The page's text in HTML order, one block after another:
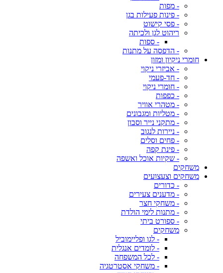
- מפות
- פינות פעילות בגן
- פסי קישוט
ריהוט לגן ולכיתה
- ספות
- הדפסה על מתנות
חומרי ניקיון ומזון
- אביזרי ניקוי
- חד-פעמי
- חומרי ניקוי
- כפפות
- מטהרי אוויר
- מטליות ומגבונים
- מתקני נייר וסבון
- ניירות לנגוב
- פחים וסלים
- פינת קפה
- שקיות אוכל ואשפה
משחקים
משחקים וצעצועים
- כדורים
- מדענים צעירים
- משחקי חצר
- מתנות לימי הולדת
- ספורט ביתי
משחקים
- לגו ופליימוביל
- לומדים אנגלית
- לכל המשפחה
- משחקי אסטרטגיה